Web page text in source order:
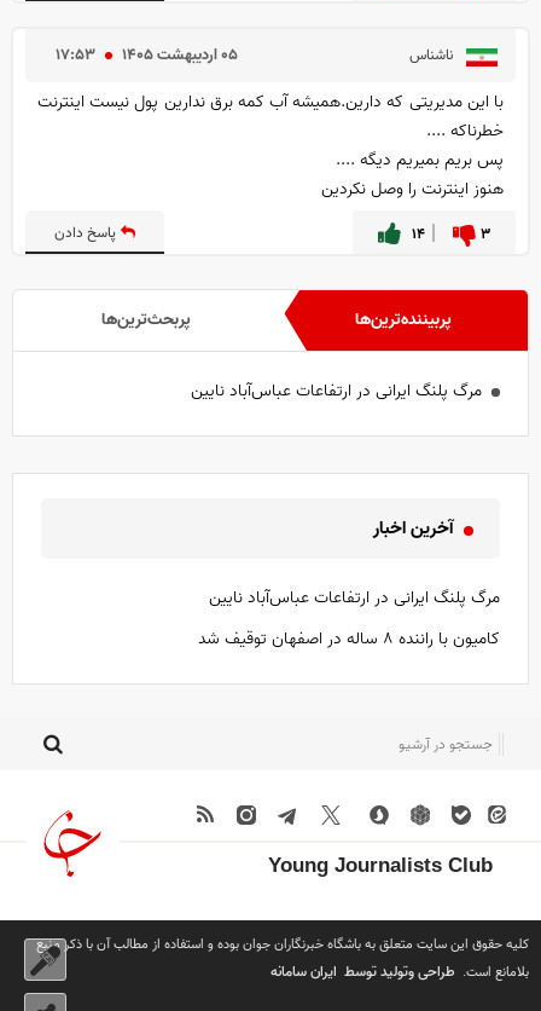
ناشناس ۱۷:۵۳ ۰۵ ارديبهشت ۱۴۰۵
با این مدیریتی که دارین.همیشه آب کمه برق ندارین پول نیست اینترنت
خطرناکه ....
پس بریم بمیریم دیگه ....
هنوز اینترنت را وصل نکردین
۳ ۱۴ پاسخ دادن
پربیننده‌ترین‌ها پربحث‌ترین‌ها
مرگ پلنگ ایرانی در ارتفاعات عباس‌آباد نایین
آخرین اخبار
مرگ پلنگ ایرانی در ارتفاعات عباس‌آباد نایین
کامیون با راننده ۸ ساله در اصفهان توقیف شد
Young Journalists Club
کلیه حقوق این سایت متعلق به باشگاه خبرنگاران جوان بوده و استفاده از مطالب آن با ذکر منبع
بلامانع است. طراحی وتولید توسط ایران سامانه